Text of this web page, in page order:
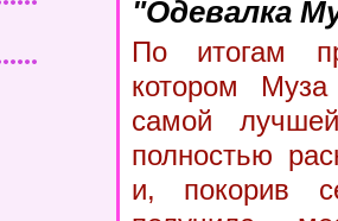
"Одевалка
По итогам
котором
самой
полностью
и, покорив